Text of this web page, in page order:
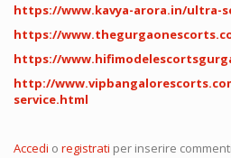
https://www.kavya-arora.in/ultra-
https://
https://
http://
service.html
Accedi o registrati per inserire